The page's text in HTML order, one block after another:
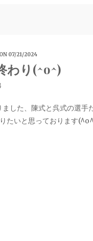
ON 07/21/2024
わり(^o^)
した、陳式と呉式の選手
たいと思っております